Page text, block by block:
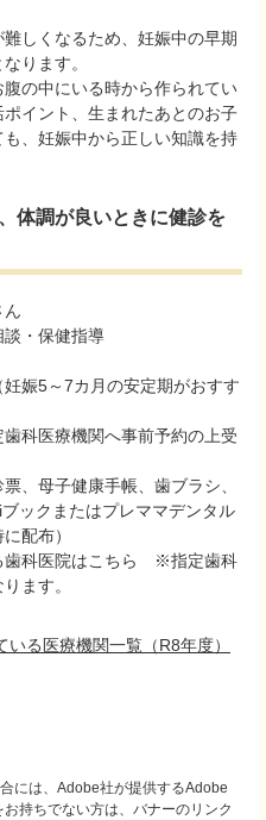
しくなるため、妊娠中の早期
ります。
の中にいる時から作られてい
イント、生まれたあとのお子
、妊娠中から正しい知識を持
体調が良いときに健診を
ん
談・保健指導
娠5～7カ月の安定期がおすす
科医療機関へ事前予約の上受
、母子健康手帳、歯ブラシ、
ックまたはプレママデンタル
配布）
歯科医院はこちら ※指定歯科
ます。
る医療機関一覧（R8年度）
には、Adobe社が提供するAdobe
持ちでない方は、バナーのリンク